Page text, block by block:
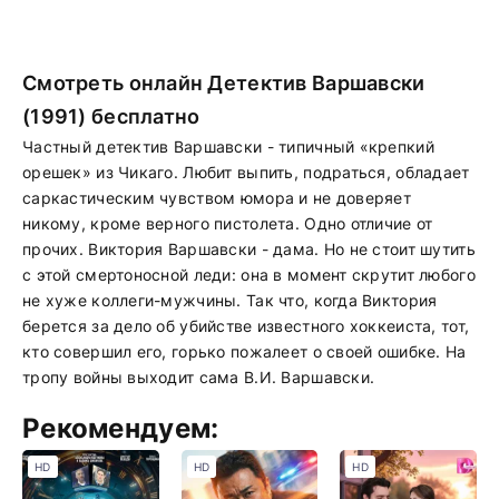
Смотреть онлайн Детектив Варшавски
(1991) бесплатно
Частный детектив Варшавски - типичный «крепкий
орешек» из Чикаго. Любит выпить, подраться, обладает
саркастическим чувством юмора и не доверяет
никому, кроме верного пистолета. Одно отличие от
прочих. Виктория Варшавски - дама. Но не стоит шутить
с этой смертоносной леди: она в момент скрутит любого
не хуже коллеги-мужчины. Так что, когда Виктория
берется за дело об убийстве известного хоккеиста, тот,
кто совершил его, горько пожалеет о своей ошибке. На
тропу войны выходит сама В.И. Варшавски.
Рекомендуем:
HD HD HD